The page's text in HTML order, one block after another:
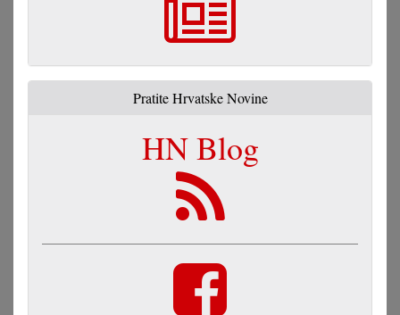
Pratite Hrvatske Novine
HN Blog